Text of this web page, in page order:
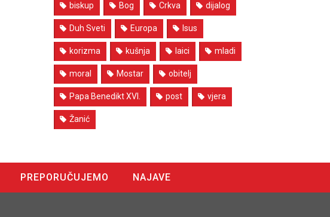
biskup Bog Crkva dijalog
Duh Sveti Europa Isus
korizma kušnja laici mladi
moral Mostar obitelj
Papa Benedikt XVI. post vjera
Žanić
PREPORUČUJEMO
NAJAVE